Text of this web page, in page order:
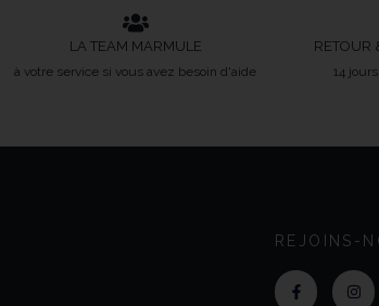
LA TEAM MARMULE
à votre service si vous avez besoin d'aide
RETOUR
14
REJOINS-